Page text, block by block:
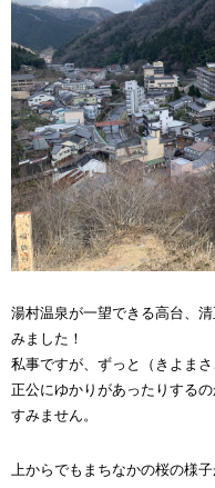
湯村温泉が一望できる高台、
みました！
私事ですが、ずっと（きよま
正公にゆかりがあったりする
すみません。
上からでもまちなかの桜の様子